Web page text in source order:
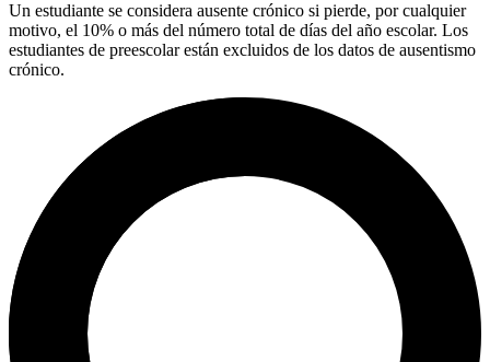
Un estudiante se considera ausente crónico si pierde, por cualquier
motivo, el 10% o más del número total de días del año escolar. Los
estudiantes de preescolar están excluidos de los datos de ausentismo
crónico.